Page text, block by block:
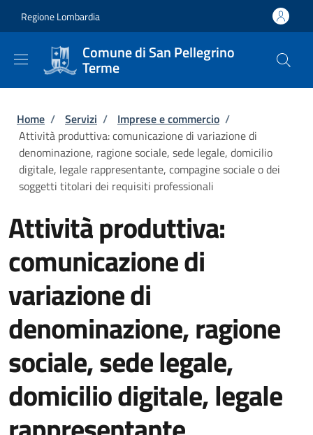
Regione Lombardia
Comune di San Pellegrino
Terme
Briciole di pane
Home / Servizi / Imprese e commercio /
Attività produttiva: comunicazione di variazione di
denominazione, ragione sociale, sede legale, domicilio
digitale, legale rappresentante, compagine sociale o dei
soggetti titolari dei requisiti professionali
Attività produttiva:
comunicazione di
variazione di
denominazione, ragione
sociale, sede legale,
domicilio digitale, legale